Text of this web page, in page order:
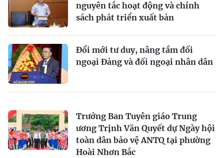
nguyên tắc hoạt động và chính
sách phát triển xuất bản
Đổi mới tư duy, nâng tầm đối
ngoại Đảng và đối ngoại nhân dân
Trưởng Ban Tuyên giáo Trung
ương Trịnh Văn Quyết dự Ngày hội
toàn dân bảo vệ ANTQ tại phường
Hoài Nhơn Bắc